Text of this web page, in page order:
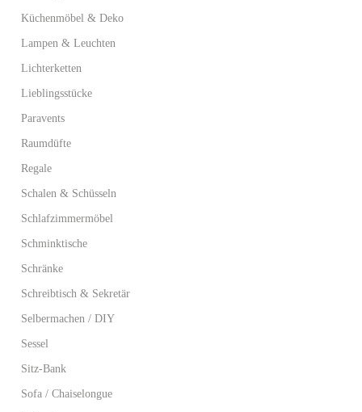
Küchenmöbel & Deko
Lampen & Leuchten
Lichterketten
Lieblingsstücke
Paravents
Raumdüfte
Regale
Schalen & Schüsseln
Schlafzimmermöbel
Schminktische
Schränke
Schreibtisch & Sekretär
Selbermachen / DIY
Sessel
Sitz-Bank
Sofa / Chaiselongue